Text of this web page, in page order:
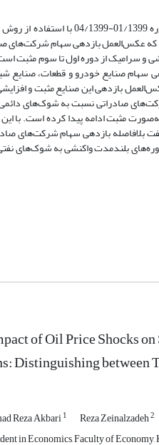
که عکس‌العمل بازدهی سهام شرکت‌های
سرامیک از دوره اول تا سوم مثبت
صنایع خودرو و قطعات، صنایع
بازدهی این صنایع مثبت و
صادراتی نسبت به شوک‌های
مثبت ادامه پیدا کرده است. با
بلافاصله بازدهی سهام شرکت‌های
بلندمدت واکنشی به شوک‌های
of Oil Price Shocks
Distinguishing between
Reza Akbari1 Reza Zeinalzadeh2
in Economics, Faculty of